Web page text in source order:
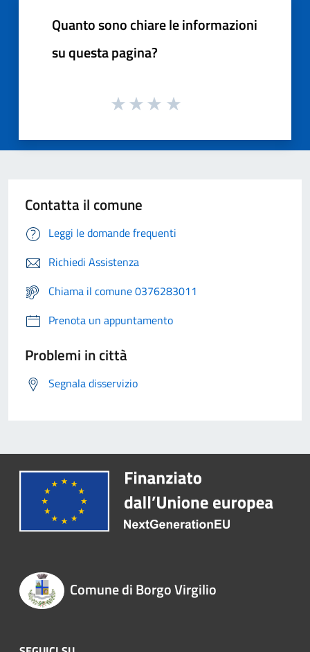
Quanto sono chiare le informazioni
su questa pagina?
Contatta il comune
Leggi le domande frequenti
Richiedi Assistenza
Chiama il comune 0376283011
Prenota un appuntamento
Problemi in città
Segnala disservizio
Comune di Borgo Virgilio